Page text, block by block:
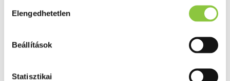
kiválasztása
Elengedhetetlen
Beállítások
Statisztikai